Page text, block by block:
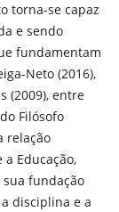
torna-se capaz
e sendo
fundamentam
Neto (2016),
(2009), entre
Filósofo
relação
Educação,
sua fundação
disciplina e a